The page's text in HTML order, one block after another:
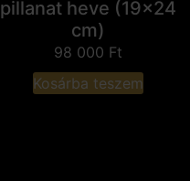
pillanat heve (19x24
cm)
98 000 Ft
Kosárba teszem